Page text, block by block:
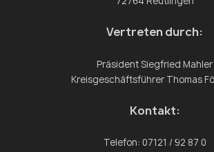
Vertreten durch:
Präsident Siegfried Mahler
Kreisgeschäftsführer Thomas
Kontakt:
Telefon: 07121 / 92 87 0